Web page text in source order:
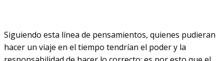
Siguiendo esta línea de pensamientos, quienes pudieran
hacer un viaje en el tiempo tendrían el poder y la